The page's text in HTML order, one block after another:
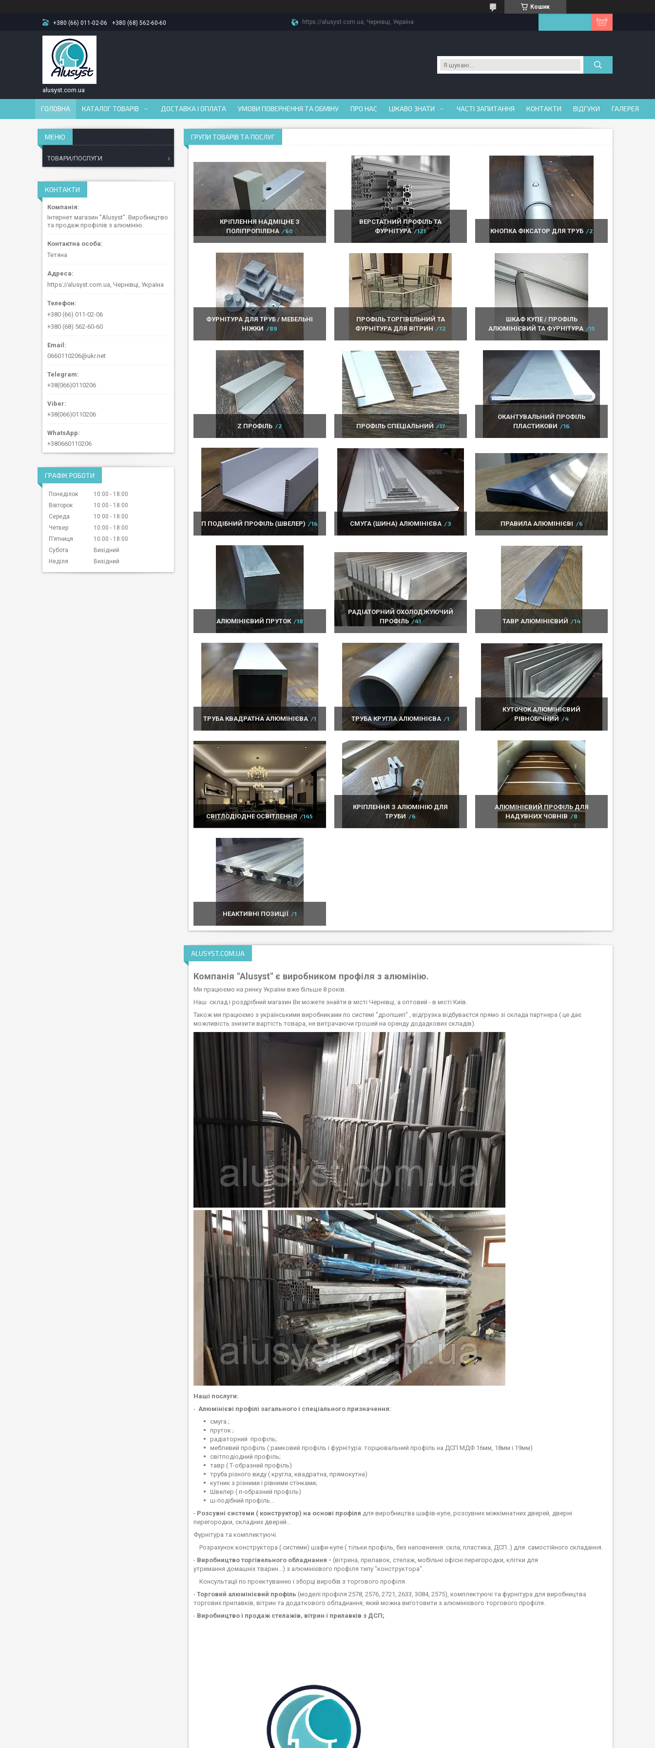
Кошик
+380 (66) 011-02-06 +380 (68) 562-60-60 https://alusyst.com.ua, Чернівці, Україна
alusyst.com.ua
ГОЛОВНА КАТАЛОГ ТОВАРІВ ДОСТАВКА І ОПЛАТА УМОВИ ПОВЕРНЕННЯ ТА ОБМІНУ ПРО НАС ЦІКАВО ЗНАТИ ЧАСТІ ЗАПИТАННЯ КОНТАКТИ ВІДГУКИ ГАЛЕРЕЯ
ГРУПИ ТОВАРІВ ТА ПОСЛУГ
КРІПЛЕННЯ НАДМІЦНЕ З
ПОЛІПРОПІЛЕНА
60
ВЕРСТАТНИЙ ПРОФІЛЬ ТА
ФУРНІТУРА
121 КНОПКА ФІКСАТОР ДЛЯ ТРУБ 2
ФУРНІТУРА ДЛЯ ТРУБ / МЕБЕЛЬНІ
НІЖКИ
89
ПРОФІЛЬ ТОРГІВЕЛЬНИЙ ТА
ФУРНІТУРА ДЛЯ ВІТРИН
72
ШКАФ КУПЕ / ПРОФІЛЬ
АЛЮМІНІЄВИЙ ТА ФУРНІТУРА
15
Z ПРОФІЛЬ 2 ПРОФІЛЬ СПЕЦІАЛЬНИЙ 17
ОКАНТУВАЛЬНИЙ ПРОФІЛЬ
ПЛАСТИКОВИ
16
П ПОДІБНИЙ ПРОФІЛЬ (ШВЕЛЕР) 16 СМУГА (ШИНА) АЛЮМІНІЄВА 3 ПРАВИЛА АЛЮМІНІЄВІ 6
АЛЮМІНІЄВИЙ ПРУТОК 18
РАДІАТОРНИЙ ОХОЛОДЖУЮЧИЙ
ПРОФІЛЬ
41 ТАВР АЛЮМІНІЄВИЙ 14
ТРУБА КВАДРАТНА АЛЮМІНІЄВА 1 ТРУБА КРУГЛА АЛЮМІНІЄВА 1
КУТОЧОК АЛЮМІНІЄВИЙ
РІВНОБІЧНИЙ
4
СВІТЛОДІОДНЕ ОСВІТЛЕННЯ 145
КРІПЛЕННЯ З АЛЮМІНІЮ ДЛЯ
ТРУБИ
6
АЛЮМІНІЄВИЙ ПРОФІЛЬ ДЛЯ
НАДУВНИХ ЧОВНІВ
8
НЕАКТИВНІ ПОЗИЦІЇ 1
ALUSYST.COM.UA
Компанія "Alusyst" є виробником профіля з алюмінію.
Ми працюємо на ринку України вже більше 8 років.
Наш склад і роздрібний магазин Ви можете знайти в місті Чернівці, а оптовий - в місті Київ.
Також ми працюємо з українськими виробниками по системі "дропшип" , відгрузка відбуваєтся прямо зі склада партнера ( це дає
можливість знизити вартість товара, не витрачаючи грошей на оренду додадкових складів).
Наші послуги:
- Алюмінієві профілі загального і спеціального призначення:
смуга ;
пруток ;
радіаторний профіль;
меблевий профіль ( рамковий профіль і фурнітура: торцювальний профіль на ДСП МДФ 16мм, 18мм і 19мм)
світлодіодний профіль;
тавр ( Т-образний профіль)
труба різного виду ( кругла, квадратна, прямокутна)
кутник з різними і рівними стінками;
Швелер ( п-образний профіль)
ш-подібний профіль...
- Розсувні системи ( конструктор) на основі профіля для виробництва шафів-купе, розсувних міжкімнатних дверей, дверні
перегородки, складних дверей...
Фурнітура та комплектуючі.
Розрахунок конструктора ( системи) шафи-купе ( тільки профіль, без наповнення: скла, пластика, ДСП..) для самостійного складання.
- Виробництво торгівельного обладнання - (вітрина, прилавок, стелаж, мобільні офісні перегородки, клітки для
утримання домашніх тварин...) з алюмінієвого профіля типу "конструктора".
Консультації по проектуванню і зборці виробів з торгового профіля.
- Торговий алюмінієвий профіль (моделі профіля 2578, 2576, 2721, 2633, 3084, 2575), комплектуючі та фурнітура для виробництва
торгових прилавків, вітрин та додаткового обладнання, який можна виготовити з алюмінієвого торгового профіля.
- Виробництво і продаж стелажів, вітрин і прилавків з ДСП;
ТОВАРИ/ПОСЛУГИ
КОНТАКТИ
Інтернет магазин "Alusyst". Виробництво
та продаж профілів з алюмінію.
Тетяна
https://alusyst.com.ua, Чернівці, Україна
+380 (66) 011-02-06
+380 (68) 562-60-60
0660110206@ukr.net
+38(066)0110206
+38(066)0110206
+380660110206
ГРАФІК РОБОТИ
Понеділок 10:00
18:00
Вівторок
10:00
18:00
Середа
10:00
18:00
Четвер
10:00
18:00
Пʼятниця
10:00
18:00
Субота
Вихідний
Неділя
Вихідний